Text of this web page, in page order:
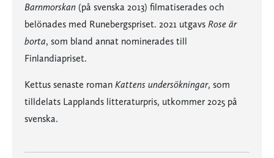
Barnmorskan (på svenska 2013) filmatiserades och
belönades med Runebergspriset. 2021 utgavs Rose är
borta, som bland annat nominerades till
Finlandiapriset.
Kettus senaste roman Kattens undersökningar, som
tilldelats Lapplands litteraturpris, utkommer 2025 på
svenska.